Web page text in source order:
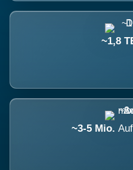
~1,8
~3-5 Mio.